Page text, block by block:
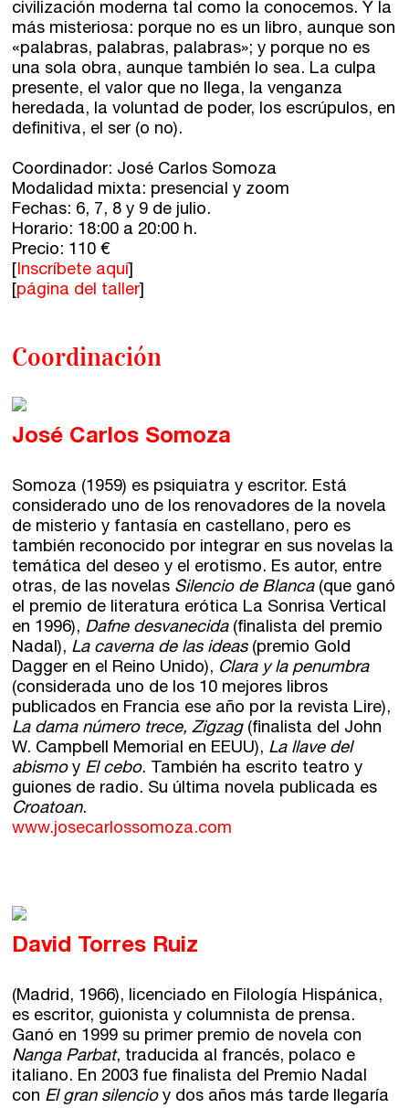
civilización moderna tal como la conocemos. Y la
más misteriosa: porque no es un libro, aunque son
«palabras, palabras, palabras»; y porque no es
una sola obra, aunque también lo sea. La culpa
presente, el valor que no llega, la venganza
heredada, la voluntad de poder, los escrúpulos, en
definitiva, el ser (o no).
Coordinador: José Carlos Somoza
Modalidad mixta: presencial y zoom
Fechas: 6, 7, 8 y 9 de julio.
Horario: 18:00 a 20:00 h.
Precio: 110 €
Inscríbete aquí
página del taller]
Coordinación
José Carlos Somoza
Somoza (1959) es psiquiatra y escritor. Está
considerado uno de los renovadores de la novela
de misterio y fantasía en castellano, pero es
también reconocido por integrar en sus novelas la
temática del deseo y el erotismo. Es autor, entre
otras, de las novelas Silencio de Blanca(que ganó
el premio de literatura erótica La Sonrisa Vertical
en 1996), Dafne desvanecida(finalista del premio
Nadal), La caverna de las ideas(premio Gold
Dagger en el Reino Unido), Clara y la penumbra
(considerada uno de los 10 mejores libros
publicados en Francia ese año por la revista Lire),
La dama número trece, Zigzag(finalista del John
W. Campbell Memorial en EEUU), La llave del
abismo yEl cebo. También ha escrito teatro y
guiones de radio. Su última novela publicada es
Croatoan.
www.josecarlossomoza.com
David Torres Ruiz
(Madrid, 1966), licenciado en Filología Hispánica,
es escritor, guionista y columnista de prensa.
Ganó en 1999 su primer premio de novela con
Nanga Parbat, traducida al francés, polaco e
italiano. En 2003 fue finalista del Premio Nadal
con El gran silencioy dos años más tarde llegaría